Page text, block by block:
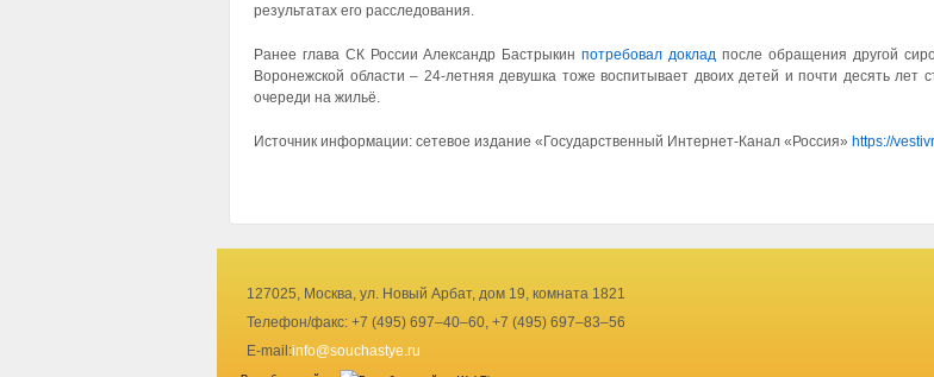
результатах его расследования.
Ранее глава СК России Александр Бастрыкинпотребовал доклад после обращения другой
Воронежской области – 24-летняя девушка тоже воспитывает двоих детей и почти десять лет
очереди на жильё.
Источник информации: сетевое издание «Государственный Интернет-Канал «Россия» https://
127025, Москва, ул. Новый Арбат, дом 19, комната 1821
Телефон/факс: +7 (495) 697–40–60, +7 (495) 697–83–56
E-mail:info@souchastye.ru